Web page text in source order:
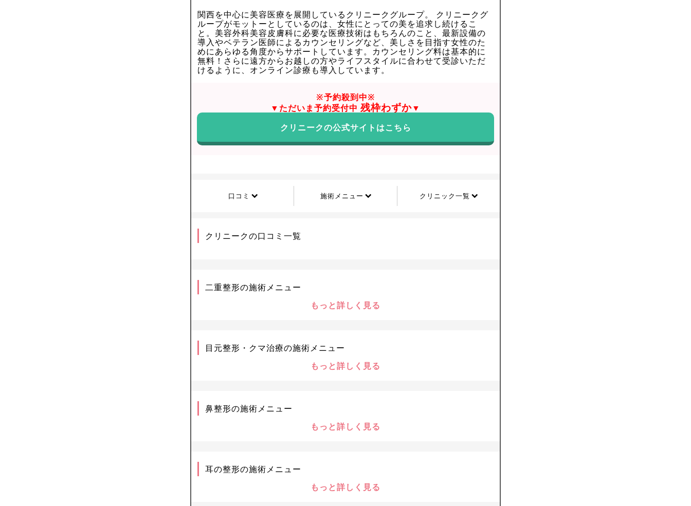
関西を中心に美容医療を展開しているクリニークグループ。 クリニークグ
ループがモットーとしているのは、女性にとっての美を追求し続けるこ
と。美容外科美容皮膚科に必要な医療技術はもちろんのこと、最新設備の
導入やベテラン医師によるカウンセリングなど、美しさを目指す女性のた
めにあらゆる角度からサポートしています。カウンセリング料は基本的に
無料！さらに遠方からお越しの方やライフスタイルに合わせて受診いただ
けるように、オンライン診療も導入しています。
※予約殺到中※
▼ただいま予約受付中 残枠わずか▼
クリニークの公式サイトはこちら
口コミ 施術メニュー クリニック一覧
クリニークの口コミ一覧
二重整形の施術メニュー
もっと詳しく見る
目元整形・クマ治療の施術メニュー
もっと詳しく見る
鼻整形の施術メニュー
もっと詳しく見る
耳の整形の施術メニュー
もっと詳しく見る